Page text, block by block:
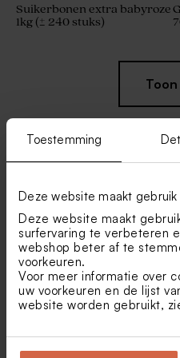
Toestemming
Deze website maakt gebruik
Deze website maakt
surfervaring te verbeteren
webshop beter af te
voorkeuren.
Voor meer informatie over
uw voorkeuren en de lijst
website worden gebruikt,
Suikerbonen extra babyroze
1kg (± 240 stuks)
Mini geurstokjes soft pink
met gouden afwerking
Vind je misschien